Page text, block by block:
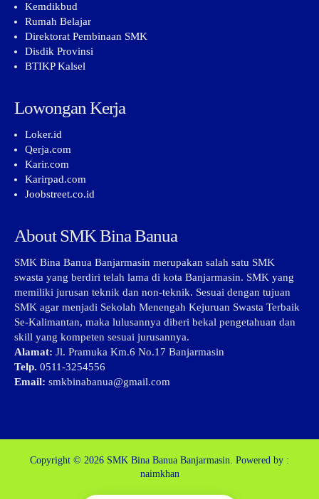
Kemdikbud
Rumah Belajar
Direktorat Pembinaan SMK
Disdik Provinsi
BTIKP Kalsel
Lowongan Kerja
Loker.id
Qerja.com
Karir.com
Karirpad.com
Joobstreet.co.id
About SMK Bina Banua
SMK Bina Banua Banjarmasin merupakan salah satu SMK
swasta yang berdiri telah lama di kota Banjarmasin. SMK yang
memiliki jurusan teknik dan non-teknik. Sesuai dengan tujuan
SMK agar menjadi Sekolah Menengah Kejuruan Swasta Terbaik
Se-Kalimantan, maka lulusannya diberi bekal pengetahuan dan
skill yang kompeten sesuai jurusannya.
Alamat: Jl. Pramuka Km.6 No.17 Banjarmasin
Telp. 0511-3254556
Email: smkbinabanua@gmail.com
Copyright © 2026 SMK Bina Banua Banjarmasin. Powered by :
naimkhan